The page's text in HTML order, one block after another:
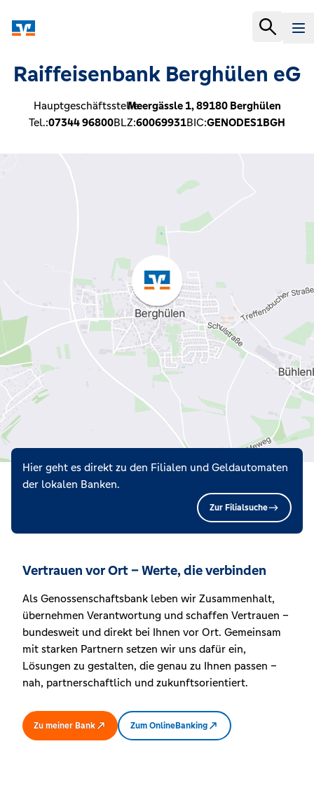
Raiffeisenbank Berghülen eG
Hauptgeschäftsstelle:Meergässle 1,89180 Berghülen
Tel.:07344 96800BLZ:60069931BIC:GENODES1BGH
Hier geht es direkt zu den Filialen und Geldautomaten
der lokalen Banken.
Zur Filialsuche
Vertrauen vor Ort – Werte, die verbinden
Als Genossenschaftsbank leben wir Zusammenhalt,
übernehmen Verantwortung und schaffen Vertrauen –
bundesweit und direkt bei Ihnen vor Ort. Gemeinsam
mit starken Partnern setzen wir uns dafür ein,
Lösungen zu gestalten, die genau zu Ihnen passen –
nah, partnerschaftlich und zukunftsorientiert.
Zu meiner Bank Zum OnlineBanking